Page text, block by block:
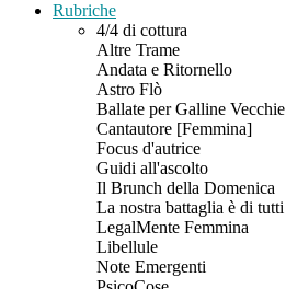
Rubriche
4/4 di cottura
Altre Trame
Andata e Ritornello
Astro Flò
Ballate per Galline Vecchie
Cantautore [Femmina]
Focus d'autrice
Guidi all'ascolto
Il Brunch della Domenica
La nostra battaglia è di tutti
LegalMente Femmina
Libellule
Note Emergenti